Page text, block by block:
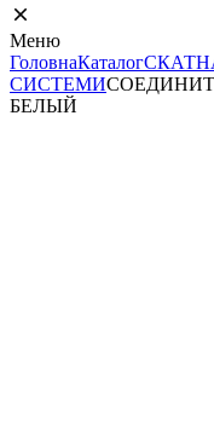
Меню
ГоловнаКаталог
СИСТЕМИ
БЕЛЫЙ